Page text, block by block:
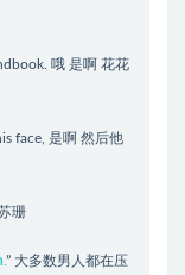
哦 是啊 花花
face, 是啊 然后他
珊
” 大多数男人都在压